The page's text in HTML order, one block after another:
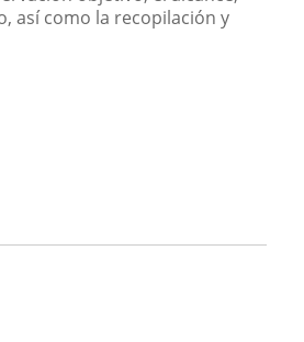
así como la recopilación y